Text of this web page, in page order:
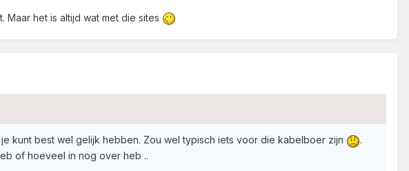
het is altijd wat met die sites
kunt best wel gelijk hebben. Zou wel typisch iets voor die kabelboer zijn
.
of hoeveel in nog over heb ..